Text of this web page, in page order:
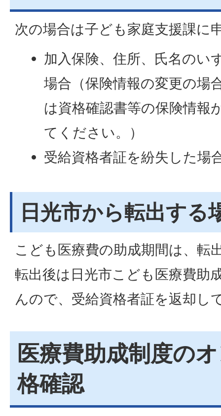
次の場合は子ども家庭支援課に
加入保険、住所、氏名のい
場合（保険情報の変更の場
は資格確認書等の保険情報
てください。）
受給資格者証を紛失した場
日光市から転出する
こども医療費の助成期間は、転
転出後は日光市こども医療費助
んので、受給資格者証を返却し
医療費助成制度の
格確認